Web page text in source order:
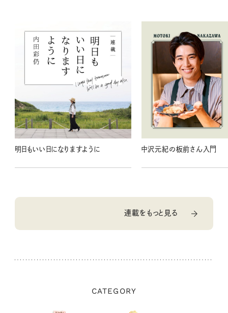
明日もいい日になりますように 中沢元紀の板前さん入門
連載をもっと見る
CATEGORY